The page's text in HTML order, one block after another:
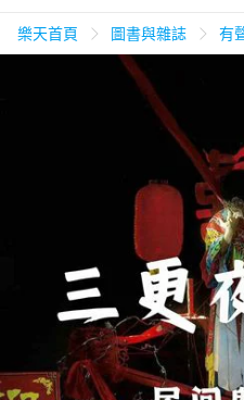
美食蛋糕
3C家電
女裝 男裝
日本購物 電子/紙本書
HOT
樂天首頁 圖書與雜誌 有